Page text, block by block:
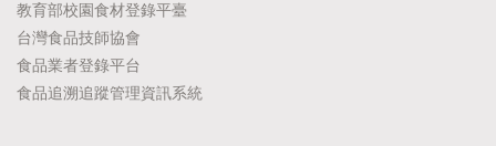
教育部校園食材登錄平臺
台灣食品技師協會
食品業者登錄平台
食品追溯追蹤管理資訊系統